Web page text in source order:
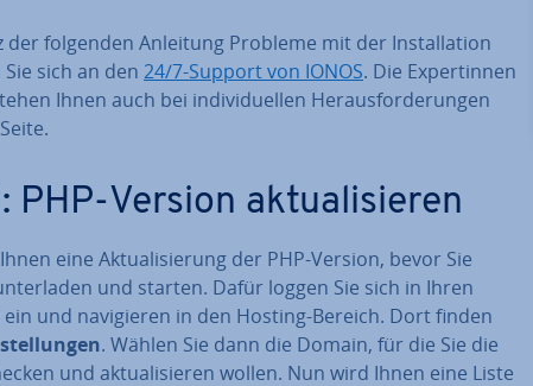
der folgenden Anleitung Probleme mit der In­stal­la­ti­on
sich an den 24/7-Support von IONOS. Die Ex­per­tin­nen
Ihnen auch bei in­di­vi­du­el­len Her­aus­for­de­run­gen
PHP-Version ak­tua­li­sie­ren
eine Ak­tua­li­sie­rung der PHP-Version, bevor Sie
und starten. Dafür loggen Sie sich in Ihren
ein und na­vi­gie­ren in den Hosting-Bereich. Dort finden
. Wählen Sie dann die Domain, für die Sie die
und ak­tua­li­sie­ren wollen. Nun wird Ihnen eine Liste